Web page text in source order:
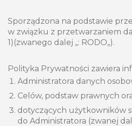
Sporządzona na podstawie
w związku z przetwarzaniem
1)(zwanego dalej „: RODO„).
Polityka Prywatności zawiera
Administratora danych
Celów, podstaw prawnych
dotyczących użytkowników
do Administratora (zwanej